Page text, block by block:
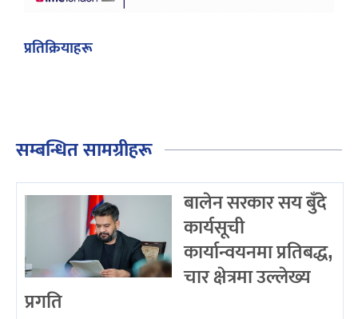
प्रतिक्रियाहरू
सम्बन्धित सामग्रीहरू
बालेन सरकार सय बुँदे
कार्यसूची
कार्यान्वयनमा प्रतिबद्ध,
चार क्षेत्रमा उल्लेख्य
प्रगति